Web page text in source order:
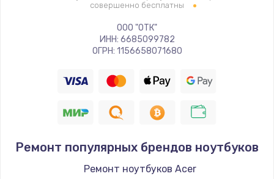
Заказать
Программный ремонт
Заказать
Ремонт Bluetooth-систем
Заказать
совершенно бесплатны
ООО "ОТК"
ИНН: 6685099782
ОГРН: 1156658071680
Ремонт популярных брендов ноутбуков
Ремонт ноутбуков Acer